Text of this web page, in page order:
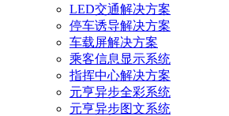
LED交通解决方案
停车诱导解决方案
车载屏解决方案
乘客信息显示系统
指挥中心解决方案
元亨异步全彩系统
元亨异步图文系统